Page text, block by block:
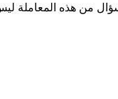
من هذه المعاملة